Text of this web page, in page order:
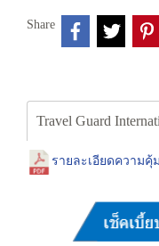
Share
รายละเอียดความคุ้